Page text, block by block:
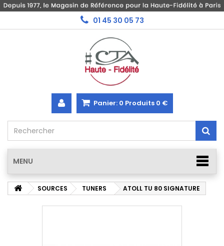
01 45 30 05 73
Panier: 0 Produits 0 €
MENU
SOURCES TUNERS ATOLL TU 80 SIGNATURE